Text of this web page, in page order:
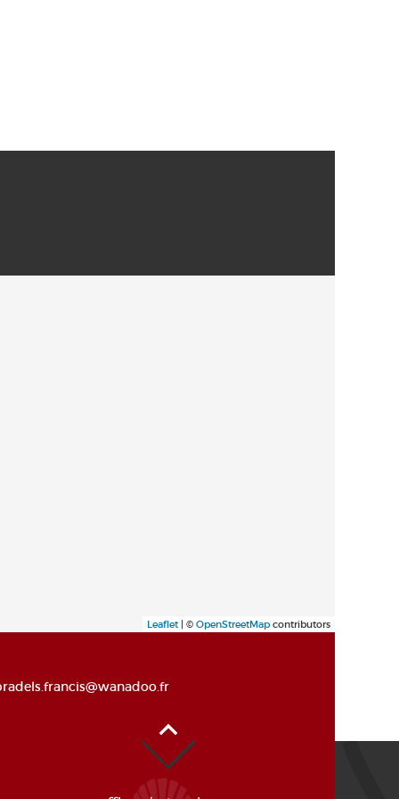
Leaflet| © OpenStreetMap contributors